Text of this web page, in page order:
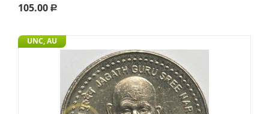
105.00 Р
UNC, AU